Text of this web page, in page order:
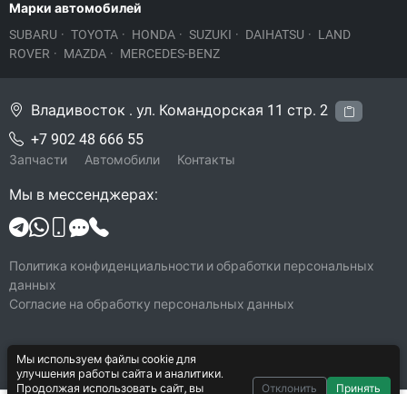
Марки автомобилей
SUBARU · TOYOTA · HONDA · SUZUKI · DAIHATSU · LAND
ROVER · MAZDA · MERCEDES-BENZ
© 2026 Legacy-VL
Все права защищены
Владивосток . ул. Командорская 11 стр. 2
+7 902 48 666 55
Запчасти Автомобили Контакты
Мы в мессенджерах:
Политика конфиденциальности и обработки персональных
данных
Согласие на обработку персональных данных
Мы используем файлы cookie для
улучшения работы сайта и аналитики.
Продолжая использовать сайт, вы
Отклонить Принять